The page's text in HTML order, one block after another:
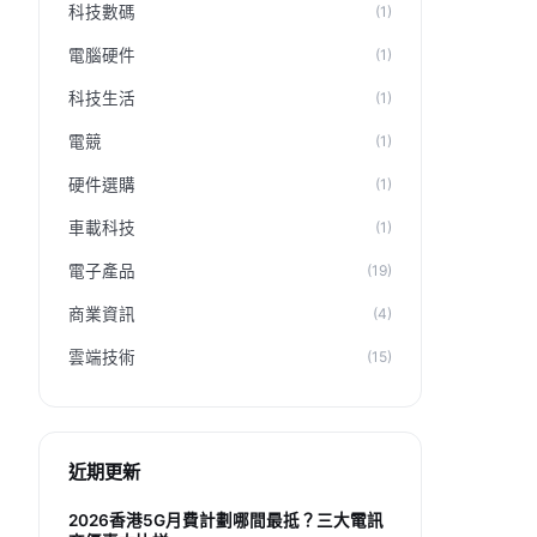
科技數碼 (1)
電腦硬件 (1)
科技生活 (1)
電競 (1)
硬件選購 (1)
車載科技 (1)
電子產品 (19)
商業資訊 (4)
雲端技術 (15)
近期更新
2026香港5G月費計劃哪間最抵？三大電訊